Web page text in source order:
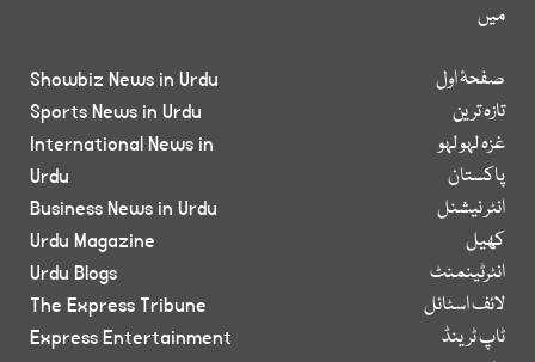
میں
صفحۂ اول
تازہ ترین
غزہ لہو لہو
پاکستان
انٹر نیشنل
کھیل
انٹرٹینمنٹ
لائف اسٹائل
ٹاپ ٹرینڈ
Showbiz News in Urdu
Sports News in Urdu
International News in
Urdu
Business News in Urdu
Urdu Magazine
Urdu Blogs
The Express Tribune
Express Entertainment